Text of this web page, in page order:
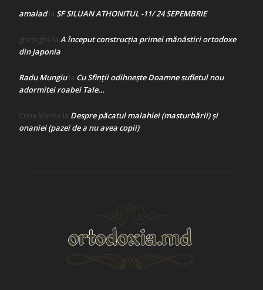
amaladla SF SILUAN ATHONITUL -11/ 24 SEPEMBRIE
gheorghe la A început construcţia primei mănăstiri ortodoxe
din Japonia
Radu Mungiula Cu Sfinții odihnește Doamne sufletul nou
adormitei roabei Tale…
Crina Marina la Despre păcatul malahiei (masturbării) şi
onaniei (pazei de a nu avea copii)